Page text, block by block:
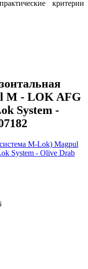
критерии
M - LOK AFG
System -